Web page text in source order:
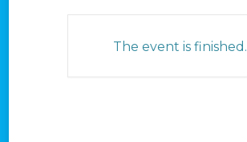
The event is finished.